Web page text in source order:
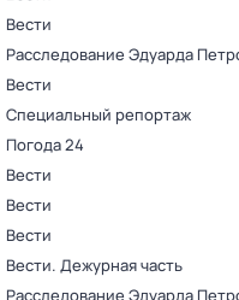
Вести
Расследование Эдуарда
Вести
Специальный репортаж
Погода 24
Вести
Вести
Вести
Вести. Дежурная часть
Расследование Эдуарда